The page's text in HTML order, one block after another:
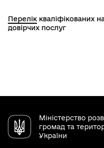
Перелік кваліфікованих
довірчих послуг
Міністерство
громад та
України